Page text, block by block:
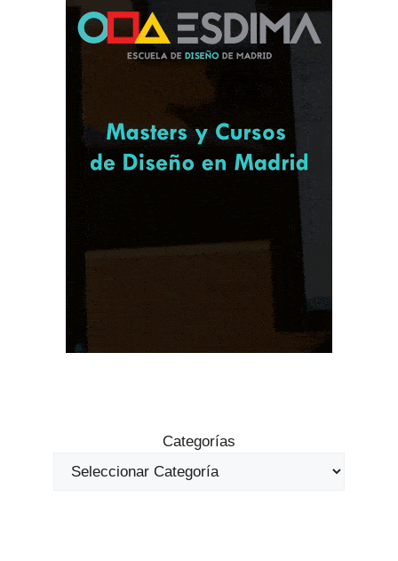
Categorías